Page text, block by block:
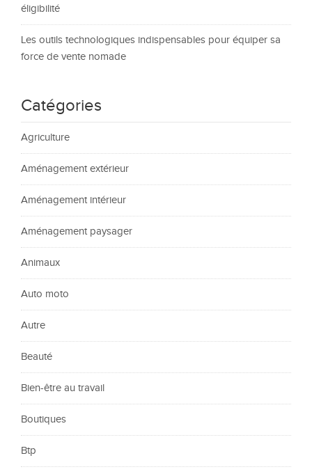
éligibilité
Les outils technologiques indispensables pour équiper sa
force de vente nomade
Catégories
Agriculture
Aménagement extérieur
Aménagement intérieur
Aménagement paysager
Animaux
Auto moto
Autre
Beauté
Bien-être au travail
Boutiques
Btp